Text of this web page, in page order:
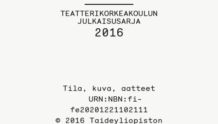
TEATTERIKORKEAKOULUN
JULKAISUSARJA
2016
Tila, kuva, aatteet
URN:NBN:fi-
fe20201221102111
© 2016 Taideyliopiston